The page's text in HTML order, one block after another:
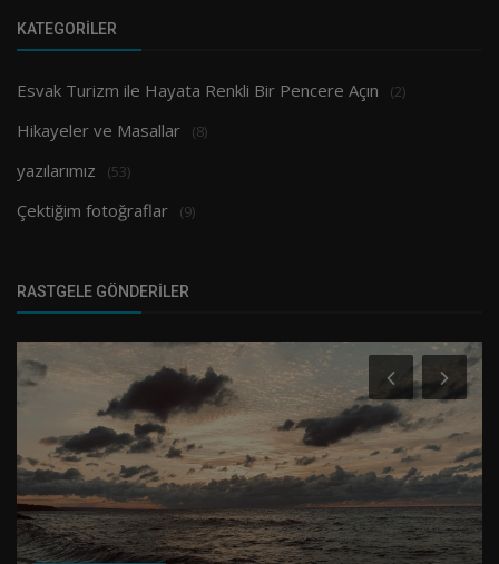
KATEGORILER
Esvak Turizm ile Hayata Renkli Bir Pencere Açın (2)
Hikayeler ve Masallar (8)
yazılarımız (53)
Çektiğim fotoğraflar (9)
RASTGELE GÖNDERILER